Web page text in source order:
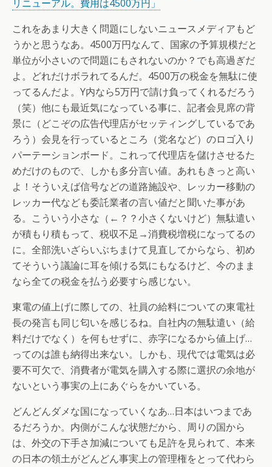
リニューアル。費用は4500万円」
これをあまり大きく問題にしないニュースメディアもど
うかと思うなあ。4500万円なんて、国家の予算規模だと
単位が小さいので問題にもされないのか？でも高過ぎだ
よ。どれだけボラれてるんだ。4500万の税金を無駄に使
ってるんだよ。Y内なら5万円で請け負ってくれるだろう
（笑）他にも最近気になっている事に、記者会見席の背
景に（どこぞの広告代理店がセッティングしているであ
ろう）会見を行っているところ（党名など）のロゴ入り
パーテーションボード。これって代理店を儲けさせるた
めだけのもので、しかも多分言い値。あれもきっと高い
よ！そういえば信号などの道路施設や、レッカー移動の
レッカー代なども委託業者の言い値だと聞いた事があ
る。こういう小さな（←？？小さくないけど）無駄遣い
が積もり積もって、税収不足→消費税増税になってるの
に。全部洗いざらいぶちまけて見直してからなら、初め
てそういう議論に耳を傾ける気にもなるけど、今のまま
なら全ての税金を払う必要すら感じない。
東電の値上げに際しての、社員の給料についての東電社
長の発言も同じ匂いを感じるね。自社内の無駄遣い（給
料だけでなく）を何もせずに、赤字になるから値上げ…
ってのは誰も納得出来ない。しかも、現代では電気は必
要不可欠で、消費者が電気を購入する際に選択の余地が
ないという事実の上にあぐらをかいている。
どんどんダメな国になっていくなあ…日本はいつまであ
るだろうか。内側がこんな状態だから、周りの国から
は、外交の下手さ加減についても足許を見られて、本来
の日本の領土がどんどん事実上の管理権をとって代わら